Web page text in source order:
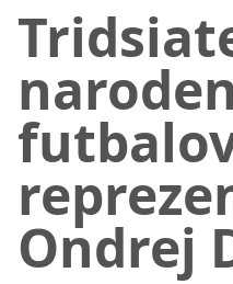
Ondrej